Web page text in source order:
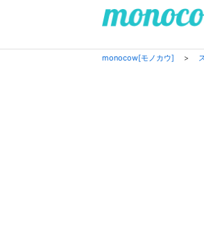
monocow[モノカウ] >